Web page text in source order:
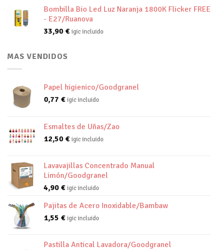
Bombilla Bio Led Luz Naranja 1800K Flicker FREE
- E27/Ruanova
33,90 € igic incluido
MAS VENDIDOS
Papel higienico/Goodgranel
0,77 € igic incluido
Esmaltes de Uñas/Zao
12,50 € igic incluido
Lavavajillas Concentrado Manual
Limón/Goodgranel
4,90 € igic incluido
Pajitas de Acero Inoxidable/Bambaw
1,55 € igic incluido
Pastilla Antical Lavadora/Goodgranel